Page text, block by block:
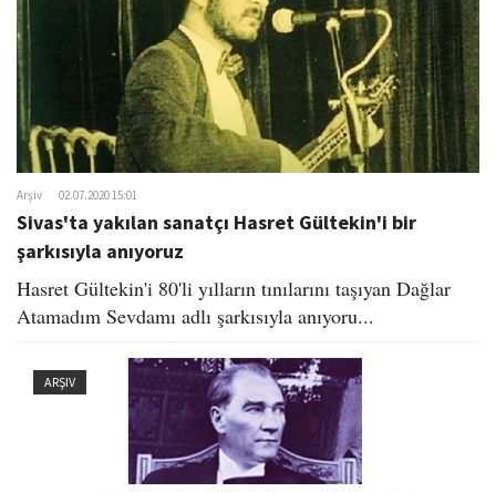
Arşiv 02.07.2020 15:01
Sivas'ta yakılan sanatçı Hasret Gültekin'i bir
şarkısıyla anıyoruz
Hasret Gültekin'i 80'li yılların tınılarını taşıyan Dağlar
Atamadım Sevdamı adlı şarkısıyla anıyoru...
ARŞIV